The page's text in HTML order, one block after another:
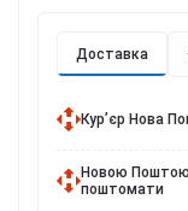
Доставка
Курʼєр Нова
Новою Поштою
поштомати